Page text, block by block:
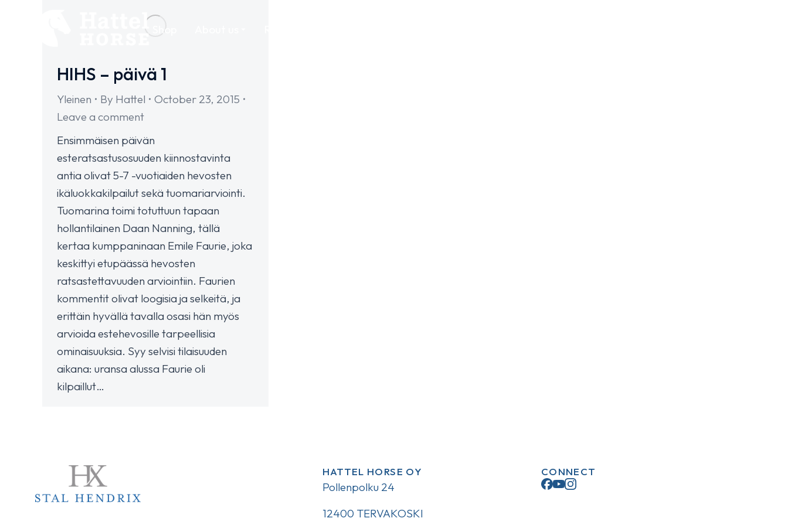
Shop
HIHS – päivä 1
Yleinen By Hattel
October 23, 2015
Leave a comment
Ensimmäisen päivän
esteratsastusosuuden kiinnostavinta
antia olivat 5-7 -vuotiaiden hevosten
ikäluokkakilpailut sekä tuomariarviointi.
Tuomarina toimi totuttuun tapaan
hollantilainen Daan Nanning, tällä
kertaa kumppaninaan Emile Faurie, joka
keskittyi etupäässä hevosten
ratsastettavuuden arviointiin. Faurien
kommentit olivat loogisia ja selkeitä, ja
erittäin hyvällä tavalla osasi hän myös
arvioida estehevosille tarpeellisia
ominaisuuksia. Syy selvisi tilaisuuden
aikana: uransa alussa Faurie oli
kilpaillut…
HATTEL HORSE OY
Pollenpolku 24
12400 TERVAKOSKI
CONNECT